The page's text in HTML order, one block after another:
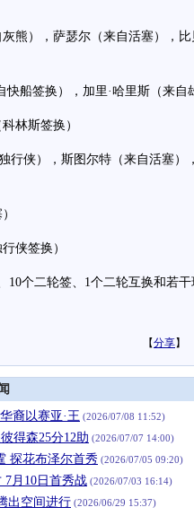
），萨瑟尔（来自活塞），比
船签换），加里·哈里斯（来自
林斯签换）
侠），斯图尔特（来自活塞）
侠签换）
个二轮签、1个二轮互换和若干
【分享】
裔以赛亚·王 (2026/07/08 11:52)
得森25分12助 (2026/07/07 14:00)
探花布泽尔首秀 (2026/07/05 09:20)
7月10日首秀战 (2026/07/03 16:14)
出空间进行 (2026/06/29 15:37)